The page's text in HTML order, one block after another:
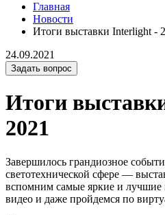
Главная
Новости
Итоги выставки Interlight -
24.09.2021
Задать вопрос
Итоги
2021
Завершилось грандиозное
светотехнической сфере —
вспомним самые яркие и
видео и даже пройдемся по